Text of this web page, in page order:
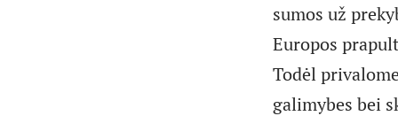
sumos už
Europos
Todėl
galimybes bei